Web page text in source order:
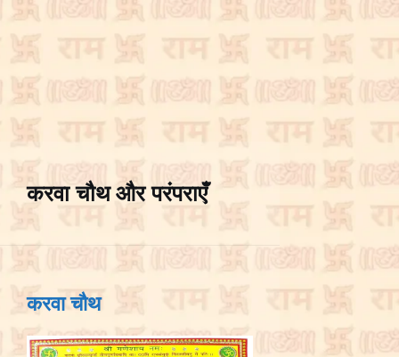
करवा चौथ और परंपराएँ
करवा चौथ